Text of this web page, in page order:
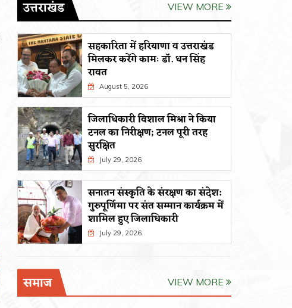
उत्तराखंड VIEW MORE
सहकारिता में हरियाणा व उत्तराखंड
मिलकर करेंगे कामः डाॅ. धन सिंह
रावत
August 5, 2026
जिलाधिकारी विशाल मिश्रा ने किया
टनल का निरीक्षण; टनल पूरी तरह
सुरक्षित
July 29, 2026
सनातन संस्कृति के संरक्षण का संदेश:
गुरुपूर्णिमा पर संत सम्मान कार्यक्रम में
शामिल हुए जिलाधिकारी
July 29, 2026
समाज VIEW MORE